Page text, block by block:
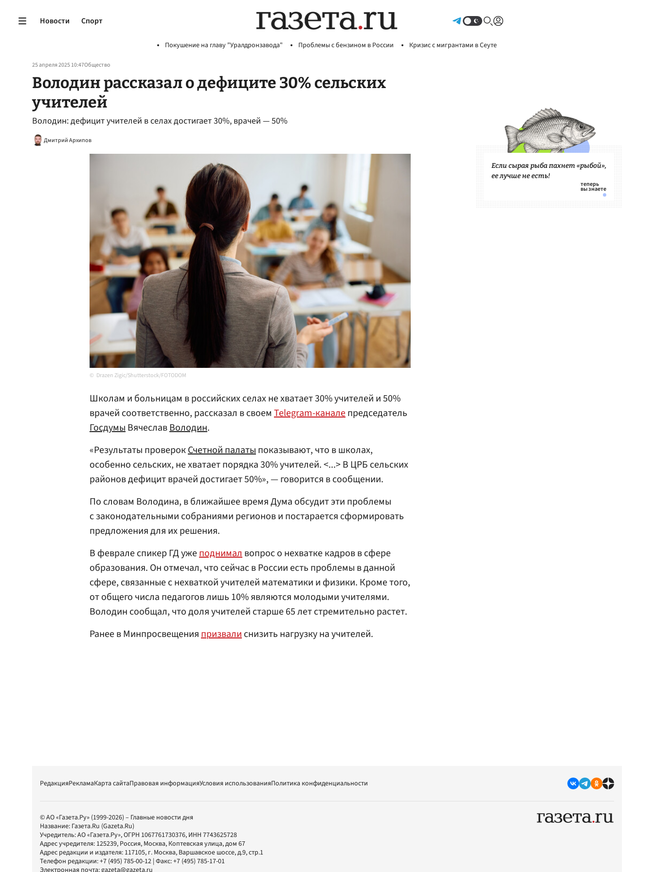
Новости Спорт
Покушение на главу "Уралдронзавода" Проблемы с бензином в России Кризис с мигрантами в Сеуте
25 апреля 2025 10:47Общество
Володин рассказал о дефиците 30% сельских
учителей
Володин: дефицит учителей в селах достигает 30%, врачей — 50%
Дмитрий Архипов
Drazen Zigic/Shutterstock/FOTODOM
Школам и больницам в российских селах не хватает 30% учителей и 50%
врачей соответственно, рассказал в своем Telegram-каналепредседатель
ГосдумыВячеславВолодин.
«Результаты проверокСчетной палатыпоказывают, что в школах,
особенно сельских, не хватает порядка 30% учителей. <...> В ЦРБ сельских
районов дефицит врачей достигает 50%», — говорится в сообщении.
По словам Володина, в ближайшее время Дума обсудит эти проблемы
с законодательными собраниями регионов и постарается сформировать
предложения для их решения.
В феврале спикер ГД ужеподнималвопрос о нехватке кадров в сфере
образования. Он отмечал, что сейчас в России есть проблемы в данной
сфере, связанные с нехваткой учителей математики и физики. Кроме того,
от общего числа педагогов лишь 10% являются молодыми учителями.
Володин сообщал, что доля учителей старше 65 лет стремительно растет.
Ранее в Минпросвещенияпризвалиснизить нагрузку на учителей.
Если сырая рыба пахнет «рыбой»,
ее лучше не есть!
РедакцияРекламаКарта сайтаПравовая информацияУсловия использованияПолитика конфиденциальности
© АО «Газета.Ру» (1999-2026) – Главные новости дня
Название: Газета.Ru (Gazeta.Ru)
Учредитель:АО «Газета.Ру», ОГРН 1067761730376, ИНН 7743625728
Адрес учредителя: 125239, Россия, Москва, Коптевская улица, дом 67
Адрес редакции и издателя: 117105, г. Москва, Варшавское шоссе, д.9, стр.1
Телефон редакции:+7 (495) 785-00-12 | Факс:+7 (495) 785-17-01
Электронная почта: gazeta@gazeta.ru